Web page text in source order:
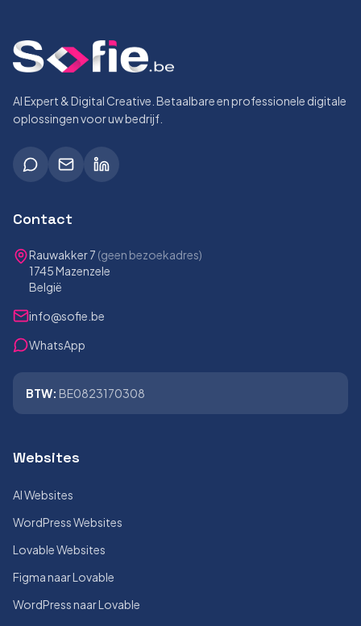
AI Expert & Digital Creative. Betaalbare en professionele digitale
oplossingen voor uw bedrijf.
Contact
Rauwakker 7 (geen bezoekadres)
1745 Mazenzele
België
info@sofie.be
WhatsApp
BTW: BE0823170308
Websites
AI Websites
WordPress Websites
Lovable Websites
Figma naar Lovable
WordPress naar Lovable